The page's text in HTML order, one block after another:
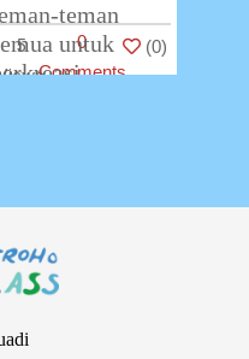
teman
untuk
ini
berlangsung
…
5
0
Comments
(0)